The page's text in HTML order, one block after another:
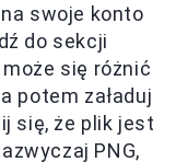
swoje konto
do sekcji
się różnić
potem załaduj
się, że plik jest
PNG,